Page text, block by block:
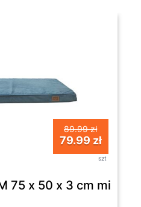
89.99 zł
79.99 zł
szt
75 x 50 x 3 cm mix